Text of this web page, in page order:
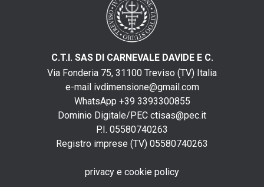
C.T.I. SAS DI CARNEVALE DAVIDE E C.
Via Fonderia 75, 31100 Treviso (TV) Italia
e-mail ivdimensione@gmail.com
WhatsApp +39 3393300855
Dominio Digitale/PEC ctisas@pec.it
P.I. 05580740263
Registro imprese (TV) 05580740263
privacy e cookie policy